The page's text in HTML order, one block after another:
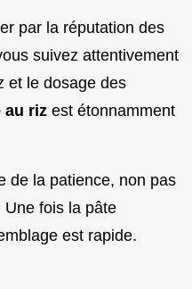
par la réputation des
suivez attentivement
et le dosage des
au riz est étonnamment
de la patience, non pas
fois la pâte
est rapide.